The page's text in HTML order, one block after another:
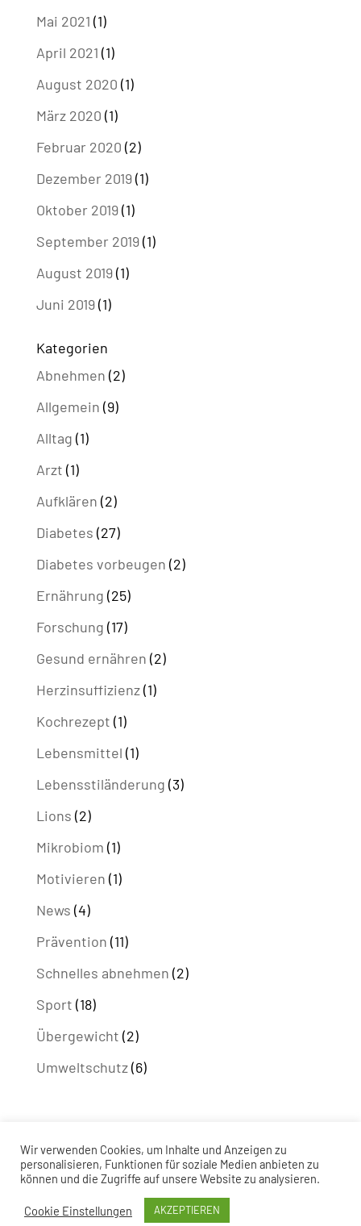
Mai 2021 (1)
April 2021 (1)
August 2020 (1)
März 2020 (1)
Februar 2020 (2)
Dezember 2019(1)
Oktober 2019(1)
September 2019(1)
August 2019(1)
Juni 2019(1)
Kategorien
Abnehmen (2)
Allgemein (9)
Alltag (1)
Arzt (1)
Aufklären (2)
Diabetes (27)
Diabetes vorbeugen (2)
Ernährung (25)
Forschung (17)
Gesund ernähren (2)
Herzinsuffizienz(1)
Kochrezept (1)
Lebensmittel (1)
Lebensstiländerung (3)
Lions (2)
Mikrobiom (1)
Motivieren (1)
News (4)
Prävention (11)
Schnelles abnehmen (2)
Sport (18)
Übergewicht (2)
Umweltschutz(6)
Impressum
AGB
Datenschutzhinweis
Daten-Nutzungsbestimmung
Wir verwenden Cookies, um Inhalte und Anzeigen zu
personalisieren, Funktionen für soziale Medien anbieten zu
können und die Zugriffe auf unsere Website zu analysieren.
Cookie Einstellungen AKZEPTIEREN